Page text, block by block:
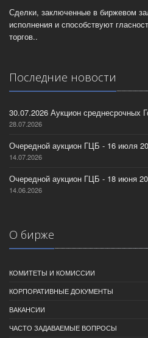
Сделки, заключенные в биржевом
исполнения и способствуют
торгов..
Последние новости
30.07.2026 Аукцион среднесрочных
28.07.2026
Очередной аукцион ГЦБ - 16 июля
14.07.2026
Очередной аукцион ГЦБ - 18 июня
14.06.2026
О бирже
КОМИТЕТЫ И КОМИССИИ
КОРПОРАТИВНЫЕ ДОКУМЕНТЫ
ВАКАНСИИ
ЧАСТО ЗАДАВАЕМЫЕ ВОПРОСЫ